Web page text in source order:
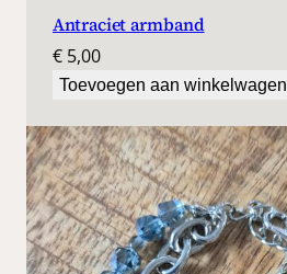
Antraciet armband
€ 5,00
Toevoegen aan winkelwagen